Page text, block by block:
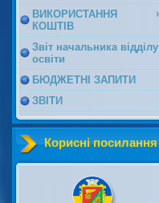
ВИКОРИСТАННЯ
КОШТІВ
Звіт начальника відділу
освіти
БЮДЖЕТНІ ЗАПИТИ
ЗВІТИ
Корисні посилання